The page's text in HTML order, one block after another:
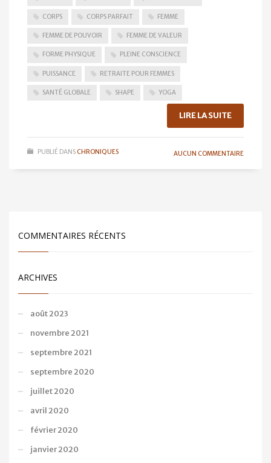
CORPS CORPS PARFAIT FEMME
FEMME DE POUVOIR FEMME DE VALEUR
FORME PHYSIQUE PLEINE CONSCIENCE
PUISSANCE RETRAITE POUR FEMMES
SANTÉ GLOBALE SHAPE YOGA
LIRE LA SUITE
PUBLIÉ DANSCHRONIQUES AUCUN COMMENTAIRE
COMMENTAIRES RÉCENTS
ARCHIVES
août 2023
novembre 2021
septembre 2021
septembre 2020
juillet 2020
avril 2020
février 2020
janvier 2020